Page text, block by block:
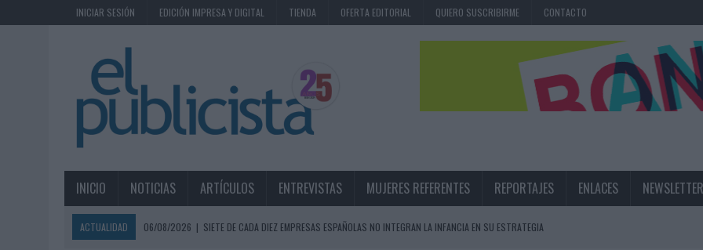
INICIAR SESIÓN EDICIÓN IMPRESA Y DIGITAL TIENDA OFERTA EDITORIAL QUIERO SUSCRIBIRME CONTACTO
INICIO NOTICIAS ARTÍCULOS ENTREVISTAS MUJERES REFERENTES REPORTAJES ENLACES NEWSLETTER
ACTUALIDAD 06/08/2026 | SIETE DE CADA DIEZ EMPRESAS ESPAÑOLAS NO INTEGRAN LA INFANCIA EN SU ESTRATEGIA